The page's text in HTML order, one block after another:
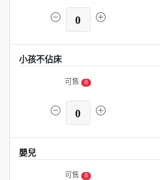
0
小孩不佔床
可售 0
0
嬰兒
可售 0